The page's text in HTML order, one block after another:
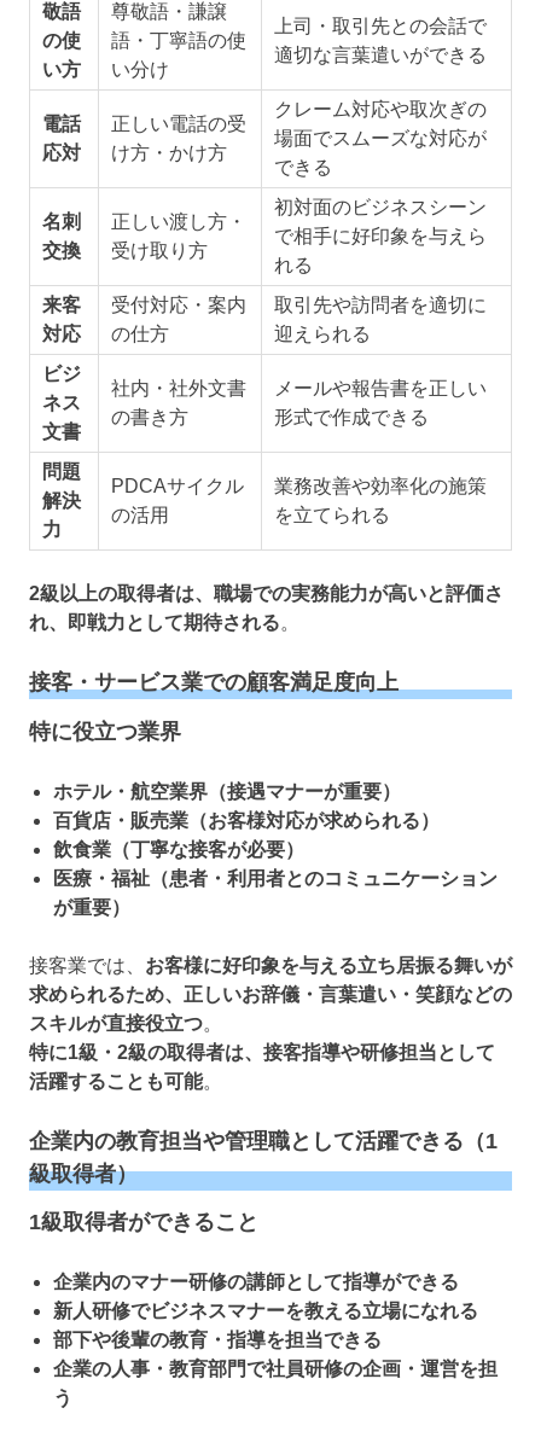
敬語
の使
い方
尊敬語・謙譲
語・丁寧語の使
い分け
上司・取引先との会話で
適切な言葉遣いができる
電話
応対
正しい電話の受
け方・かけ方
クレーム対応や取次ぎの
場面でスムーズな対応が
できる
名刺
交換
正しい渡し方・
受け取り方
初対面のビジネスシーン
で相手に好印象を与えら
れる
来客
対応
受付対応・案内
の仕方
取引先や訪問者を適切に
迎えられる
ビジ
ネス
文書
社内・社外文書
の書き方
メールや報告書を正しい
形式で作成できる
問題
解決
力
PDCAサイクル
の活用
業務改善や効率化の施策
を立てられる
2級以上の取得者は、職場での実務能力が高いと評価さ
れ、即戦力として期待される。
接客・サービス業での顧客満足度向上
特に役立つ業界
ホテル・航空業界（接遇マナーが重要）
百貨店・販売業（お客様対応が求められる）
飲食業（丁寧な接客が必要）
医療・福祉（患者・利用者とのコミュニケーション
が重要）
接客業では、 お客様に好印象を与える立ち居振る舞いが
求められるため、正しいお辞儀・言葉遣い・笑顔などの
スキルが直接役立つ。
特に1級・2級の取得者は、接客指導や研修担当として
活躍することも可能。
企業内の教育担当や管理職として活躍できる（1
級取得者）
1級取得者ができること
企業内のマナー研修の講師として指導ができる
新人研修でビジネスマナーを教える立場になれる
部下や後輩の教育・指導を担当できる
企業の人事・教育部門で社員研修の企画・運営を担
う